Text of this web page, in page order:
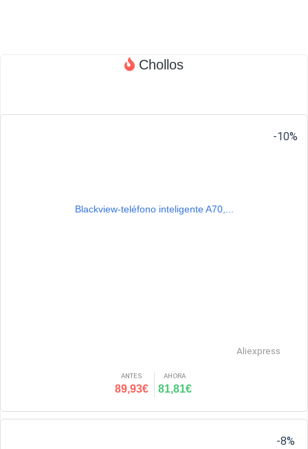
Chollos
Blackview-teléfono inteligente A70,...
Aliexpress
ANTES
89,93€
AHORA
81,81€
-10%
-8%